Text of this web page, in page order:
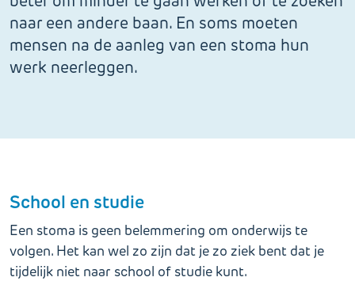
naar een andere baan. En soms moeten
mensen na de aanleg van een stoma hun
werk neerleggen.
School en studie
Een stoma is geen belemmering om onderwijs te
volgen. Het kan wel zo zijn dat je zo ziek bent dat je
tijdelijk niet naar school of studie kunt.